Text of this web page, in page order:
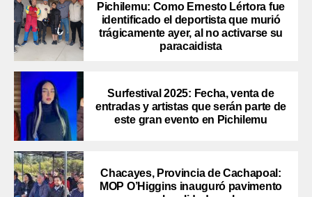
Pichilemu: Como Ernesto Lértora fue
identificado el deportista que murió
trágicamente ayer, al no activarse su
paracaidista
Surfestival 2025: Fecha, venta de
entradas y artistas que serán parte de
este gran evento en Pichilemu
Chacayes, Provincia de Cachapoal:
MOP O’Higgins inauguró pavimento